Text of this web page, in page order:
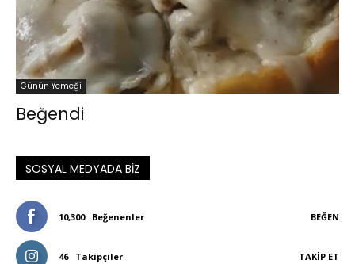
Günün Yemeği
Beğendi
SOSYAL MEDYADA BIZ
10,300 Beğenenler BEĞEN
46 Takipçiler TAKIP ET